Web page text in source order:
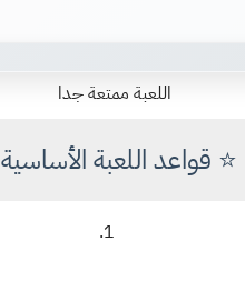
اللعبة ممتعة جدا
⭐ قواعد اللعبة الأساسية